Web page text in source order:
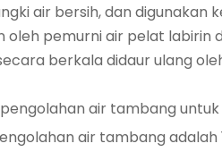
air bersih, dan
oleh pemurni air pelat
berkala didaur ulang
air tambang
air tambang adalah